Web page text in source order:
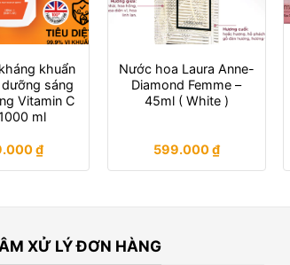
khuẩn
dưỡng sáng
Vitamin C
ml
₫
Nước hoa Laura Anne-
Diamond Femme –
45ml ( White )
599.000₫
XỬ LÝ ĐƠN HÀNG